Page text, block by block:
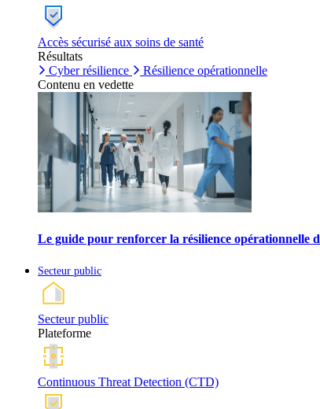
Accès sécurisé aux soins de santé
Résultats
Cyber résilience
Résilience opérationnelle
Contenu en vedette
Le guide pour renforcer la résilience opérationnelle
Secteur public
Secteur public
Plateforme
Continuous Threat Detection (CTD)